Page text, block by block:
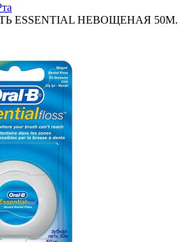
ESSENTIAL НЕВОЩЕНАЯ 50М.